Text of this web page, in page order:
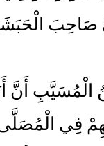
أَنَّ
فِي الْمُصَلَّى